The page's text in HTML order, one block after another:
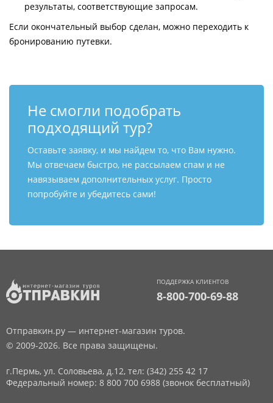
результаты, соответствующие запросам.
Если окончательный выбор сделан, можно переходить к
бронированию путевки.
Не смогли подобрать
подходящий тур?
Оставьте заявку, и мы найдем то, что Вам нужно.
Мы отвечаем быстро, не рассылаем спам и не
навязываем дополнительных услуг. Просто
попробуйте и убедитесь сами!
ПОДДЕРЖКА КЛИЕНТОВ
8-800-700-69-88
Отправкин.ру — интернет-магазин туров.
© 2009-2026. Все права защищены.
г.Пермь, ул. Соловьева, д.12, тел: (342) 255 42 17
Федеральный номер: 8 800 700 6988 (звонок бесплатный)